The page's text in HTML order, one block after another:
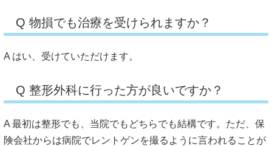
Q 物損でも治療を受けられますか？
A はい、受けていただけます。
Q 整形外科に行った方が良いですか？
A 最初は整形でも、当院でもどちらでも結構です。ただ、保
険会社からは病院でレントゲンを撮るように言われることが